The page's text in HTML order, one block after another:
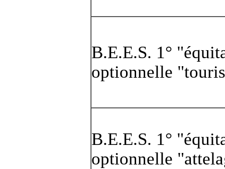
B.E.E.S. 1°
optionnelle
B.E.E.S. 1°
optionnelle